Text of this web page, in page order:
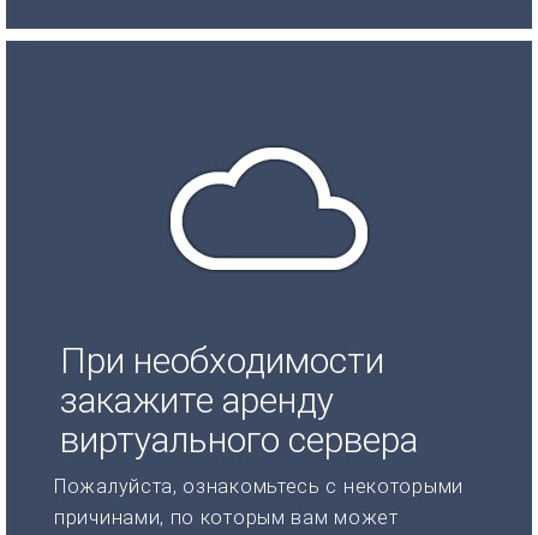
При необходимости
закажите аренду
виртуального сервера
Пожалуйста, ознакомьтесь с некоторыми
причинами, по которым вам может